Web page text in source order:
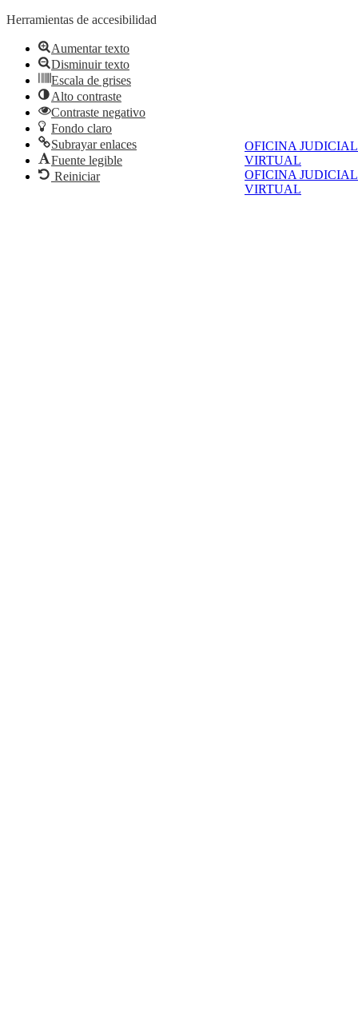
OFICINA JUDICIAL
VIRTUAL
OFICINA JUDICIAL
VIRTUAL
Herramientas de accesibilidad
Aumentar texto
Disminuir texto
Escala de grises
Alto contraste
Contraste negativo
Fondo claro
Subrayar enlaces
Fuente legible
Reiniciar